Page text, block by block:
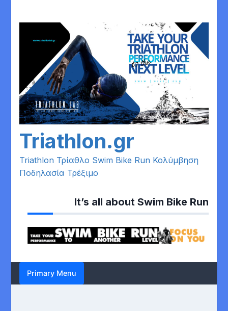
Triathlon.gr
Triathlon Τρίαθλο Swim Bike Run Κολύμβηση
Ποδηλασία Τρέξιμο
It’s all about Swim Bike Run
Primary Menu